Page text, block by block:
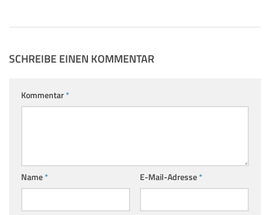
SCHREIBE EINEN KOMMENTAR
Kommentar*
Name* E-Mail-Adresse*